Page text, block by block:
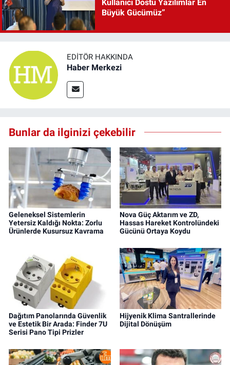
Kullanıcı Dostu Yazılımlar En
Büyük Gücümüz”
EDITÖR HAKKINDA
Haber Merkezi
Bunlar da ilginizi çekebilir
Geleneksel Sistemlerin
Yetersiz Kaldığı Nokta: Zorlu
Ürünlerde Kusursuz Kavrama
Nova Güç Aktarım ve ZD,
Hassas Hareket Kontrolündeki
Gücünü Ortaya Koydu
Dağıtım Panolarında Güvenlik
ve Estetik Bir Arada: Finder 7U
Serisi Pano Tipi Prizler
Hijyenik Klima Santrallerinde
Dijital Dönüşüm